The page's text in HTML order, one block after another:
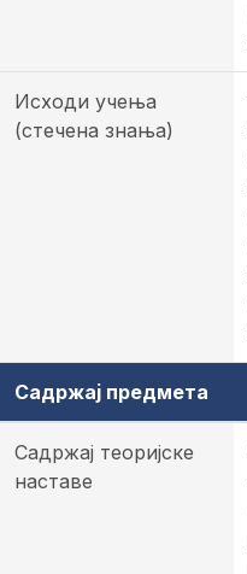
Исходи учења
(стечена знања)
Садржај предмета
Садржај теоријске
наставе